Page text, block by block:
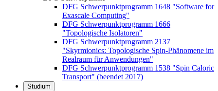
DFG Schwerpunktprogramm 1648 "Software for
Exascale Computing"
DFG Schwerpunktprogramm 1666
"Topologische Isolatoren"
DFG Schwerpunktprogramm 2137
"Skyrmionics: Topologische Spin-Phänomene im
Realraum für Anwendungen"
DFG Schwerpunktprogramm 1538 "Spin Caloric
Transport" (beendet 2017)
Studium